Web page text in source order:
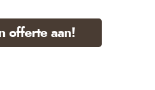
offerte aan!